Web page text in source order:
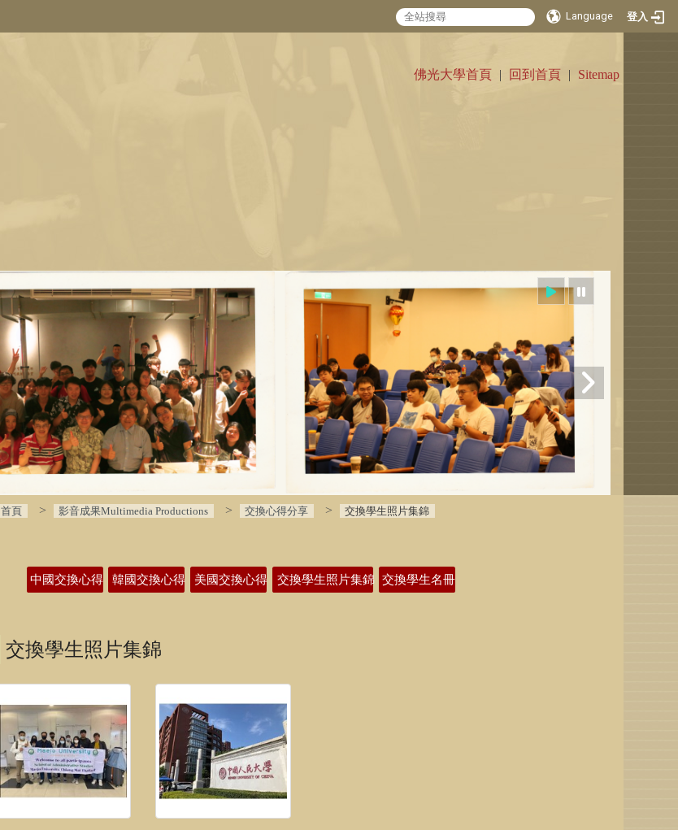
Language 登入
佛光大學首頁 | 回到首頁 | Sitemap
首頁 影音成果Multimedia Productions 交換心得分享 交換學生照片集錦
中國交換心得 韓國交換心得 美國交換心得 交換學生照片集錦 交換學生名冊
交換學生照片集錦